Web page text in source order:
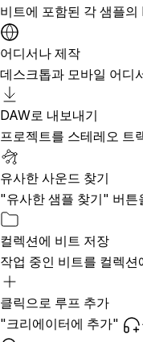
비트에 포함된 각 샘플
어디서나 제작
데스크톱과 모바일 어디
DAW로 내보내기
프로젝트를 스테레오 트
유사한 사운드 찾기
"유사한 샘플 찾기" 버튼
컬렉션에 비트 저장
작업 중인 비트를 컬렉
클릭으로 루프 추가
"크리에이터에 추가"